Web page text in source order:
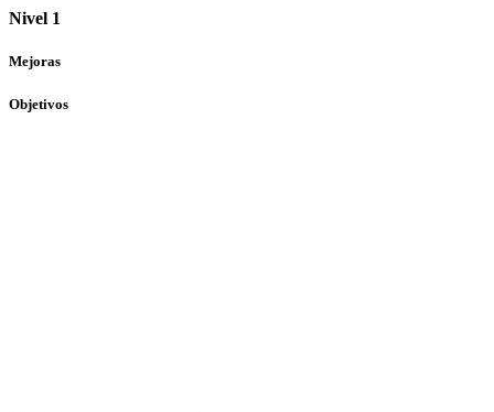
Nivel 1
Mejoras
Objetivos